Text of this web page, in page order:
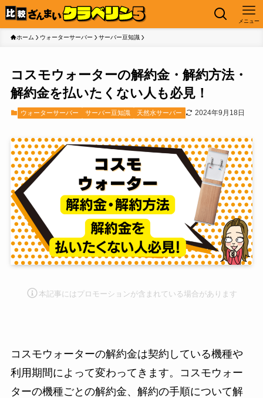
メニュー
ホーム ウォーターサーバー サーバー豆知識
コスモウォーターの解約金・解約方法・
解約金を払いたくない人も必見！
ウォーターサーバー サーバー豆知識 天然水サーバー 2024年9月18日
本記事にはプロモーションが含まれている場合があります
コスモウォーターの解約金は契約している機種や
利用期間によって変わってきます。コスモウォー
ターの機種ごとの解約金、解約の手順について解